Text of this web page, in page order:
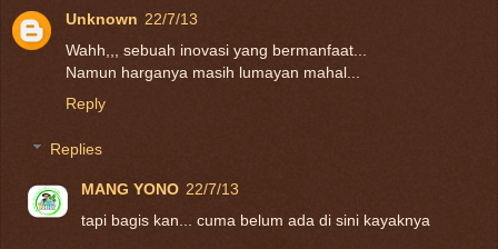
Unknown 22/7/13
Wahh,,, sebuah inovasi yang bermanfaat...
Namun harganya masih lumayan mahal...
Reply
Replies
MANG YONO 22/7/13
tapi bagis kan... cuma belum ada di sini kayaknya